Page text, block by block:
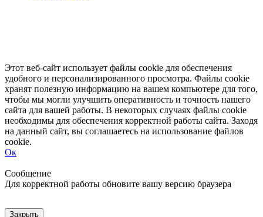
Этот веб-сайт использует файлы cookie для обеспечения
удобного и персонализированного просмотра. Файлы cookie
хранят полезную информацию на вашем компьютере для того,
чтобы мы могли улучшить оперативность и точность нашего
сайта для вашей работы. В некоторых случаях файлы cookie
необходимы для обеспечения корректной работы сайта. Заходя
на данный сайт, вы соглашаетесь на использование файлов
cookie.
Ок
Сообщение
Для корректной работы обновите вашу версию браузера
Закрыть